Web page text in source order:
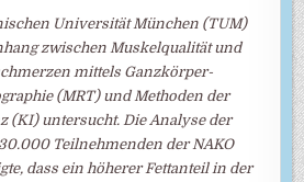
Universität München (TUM)
zwischen Muskelqualität und
mittels Ganzkörper-
(MRT) und Methoden der
(KI) untersucht. Die Analyse der
Teilnehmenden der NAKO
dass ein höherer Fettanteil in der